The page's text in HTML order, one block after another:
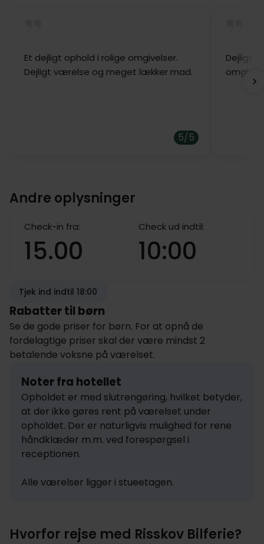
Et dejligt ophold i rolige omgivelser.
Dejligt værelse og meget lækker mad.
5/5
Dejligt
Andre oplysninger
Check-in fra:
15.00
Check ud indtil:
10:00
Tjek ind indtil 18:00
Rabatter til børn
Se de gode priser for børn. For at opnå de
fordelagtige priser skal der være mindst 2
betalende voksne på værelset.
Noter fra hotellet
Opholdet er med slutrengøring, hvilket betyder,
at der ikke gøres rent på værelset under
opholdet. Der er naturligvis mulighed for rene
håndklæder m.m. ved forespørgsel i
receptionen.
Alle værelser ligger i stueetagen.
Hvorfor rejse med Risskov Bilferie?